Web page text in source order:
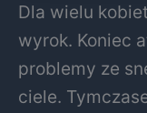
Dla wielu
wyrok. Koniec
problemy ze
ciele.